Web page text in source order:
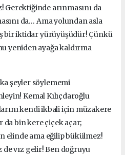
Gerektiğinde arınmasını da
da… Ama yolundan asla
bir iktidar yürüyüşüdür! Çünkü
yeniden ayağa kaldırma
şeyler söylememi
Kemal Kılıçdaroğlu
kendi ikbali için müzakere
da bin kere çiçek açar;
elinde ama eğilip bükülmez!
vız gelir! Ben doğruyu